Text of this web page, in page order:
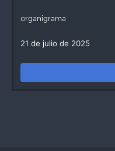
organigrama
21 de julio de 2025